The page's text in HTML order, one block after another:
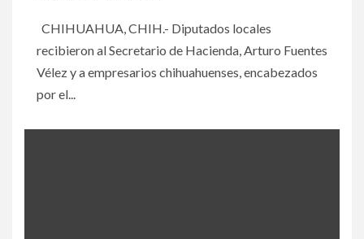
CHIHUAHUA, CHIH.- Diputados locales
recibieron al Secretario de Hacienda, Arturo Fuentes
Vélez y a empresarios chihuahuenses, encabezados
por el...